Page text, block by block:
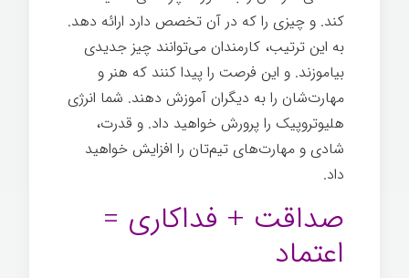
کند. و چیزی را که در آن تخصص دارد ارائه دهد.
به این ترتیب، کارمندان می‌توانند چیز جدیدی
بیاموزند. و این فرصت را پیدا کنند که هنر و
مهارت‌شان را به دیگران آموزش دهند. شما انرژی
هلیوتروپیک را پرورش خواهید داد. و قدرت،
شادی و مهارت‌های تیم‌تان را افزایش خواهید
داد.
صداقت + فداکاری =
اعتماد